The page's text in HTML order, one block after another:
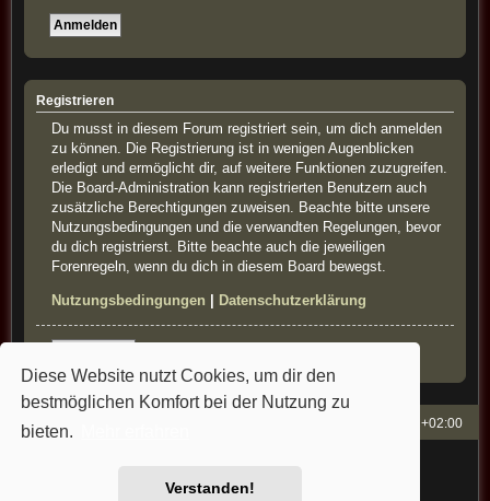
Diese Website nutzt Cookies, um dir den
bestmöglichen Komfort bei der Nutzung zu
bieten.
Verstanden!
Registrieren
Du musst in diesem Forum registriert sein, um dich anmelden
zu können. Die Registrierung ist in wenigen Augenblicken
erledigt und ermöglicht dir, auf weitere Funktionen zuzugreifen.
Die Board-Administration kann registrierten Benutzern auch
zusätzliche Berechtigungen zuweisen. Beachte bitte unsere
Nutzungsbedingungen und die verwandten Regelungen, bevor
du dich registrierst. Bitte beachte auch die jeweiligen
Forenregeln, wenn du dich in diesem Board bewegst.
Nutzungsbedingungen Datenschutzerklärung
French-Classics UTC+02:00
Deutsche Übersetzung durchphpBB.de